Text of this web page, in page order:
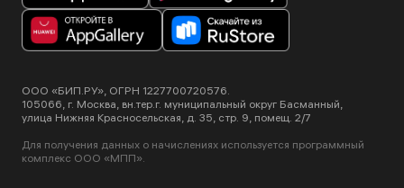
ООО «БИП.РУ», ОГРН 1227700720576.
105066, г. Москва, вн.тер.г. муниципальный округ Басманный,
улица Нижняя Красносельская, д. 35, стр. 9, помещ. 2/7
Для получения данных о начислениях используется программный
комплекс ООО «МПП».